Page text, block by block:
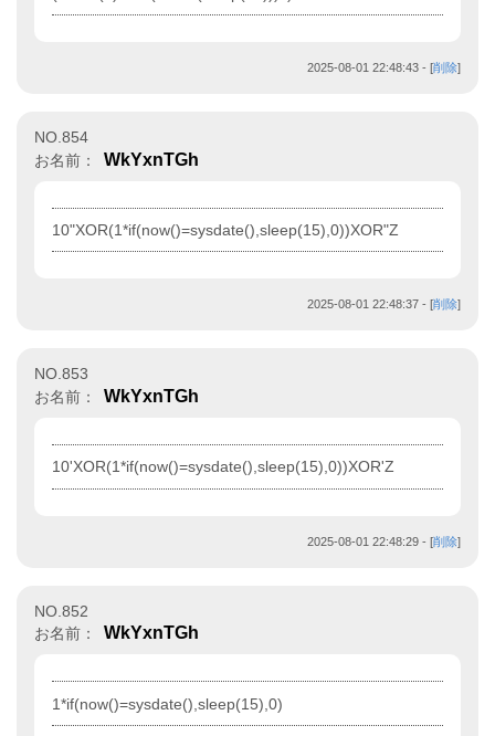
2025-08-01 22:48:43 - [削除]
NO.854
お名前：
WkYxnTGh
10"XOR(1*if(now()=sysdate(),sleep(15),0))XOR"Z
2025-08-01 22:48:37 - [削除]
NO.853
お名前：
WkYxnTGh
10'XOR(1*if(now()=sysdate(),sleep(15),0))XOR'Z
2025-08-01 22:48:29 - [削除]
NO.852
お名前：
WkYxnTGh
1*if(now()=sysdate(),sleep(15),0)